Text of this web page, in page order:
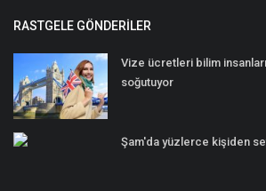
RASTGELE GÖNDERILER
Vize ücretleri bilim
soğutuyor
Şam'da yüzlerce kişiden